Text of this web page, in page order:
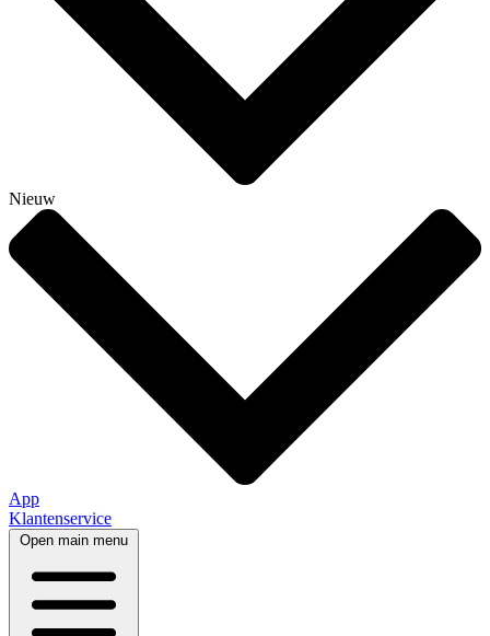
Nieuw
App
Klantenservice
Open main menu